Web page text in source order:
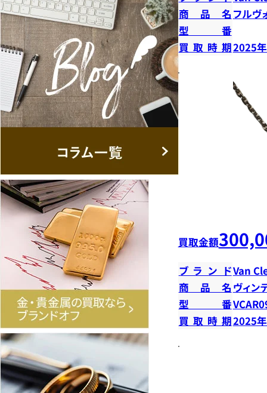
商品名 フルヴ
型番
買取時期2025
買取金額
ブランドVan
商品名 ヴィン
型番
買取時期2025